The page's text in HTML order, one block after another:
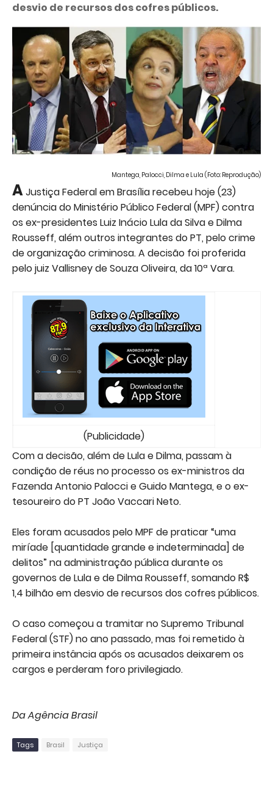
desvio de recursos dos cofres públicos.
Mantega, Palocci, Dilma e Lula (Foto: Reprodução)
AJustiça Federal em Brasília recebeu hoje (23)
denúncia do Ministério Público Federal (MPF) contra
os ex-presidentes Luiz Inácio Lula da Silva e Dilma
Rousseff, além outros integrantes do PT, pelo crime
de organização criminosa. A decisão foi proferida
pelo juiz Vallisney de Souza Oliveira, da 10ª Vara.
(Publicidade)
Com a decisão, além de Lula e Dilma, passam à
condição de réus no processo os ex-ministros da
Fazenda Antonio Palocci e Guido Mantega, e o ex-
tesoureiro do PT João Vaccari Neto.
Eles foram acusados pelo MPF de praticar “uma
miríade [quantidade grande e indeterminada] de
delitos” na administração pública durante os
governos de Lula e de Dilma Rousseff, somando R$
1,4 bilhão em desvio de recursos dos cofres públicos.
O caso começou a tramitar no Supremo Tribunal
Federal (STF) no ano passado, mas foi remetido à
primeira instância após os acusados deixarem os
cargos e perderam foro privilegiado.
Da Agência Brasil
Tags Brasil Justiça